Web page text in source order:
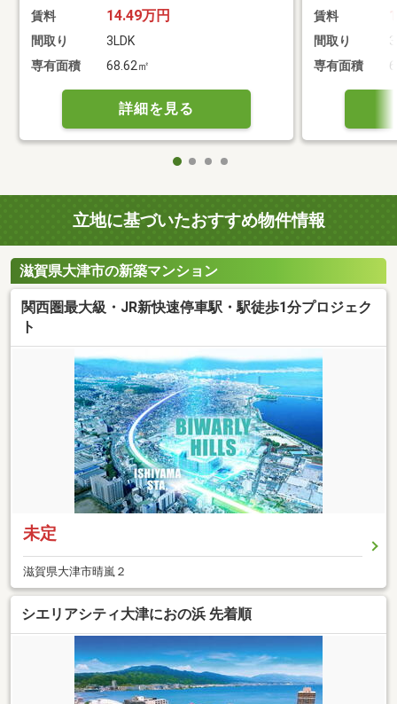
賃料 14.49万円
間取り
3LDK
専有面積
68.62㎡
詳細を見る
賃料
間取り
専有面積
立地に基づいたおすすめ物件情報
滋賀県大津市の新築マンション
関西圏最大級・JR新快速停車駅・駅徒歩1分プロジェク
ト
未定
滋賀県大津市晴嵐２
シエリアシティ大津におの浜 先着順